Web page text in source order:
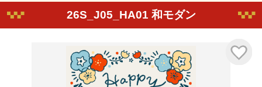
26S_J05_HA01 和モダン